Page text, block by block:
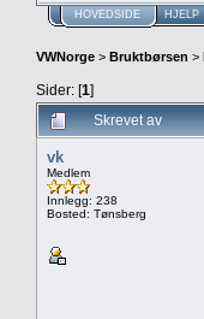
HOVEDSIDE HJELP
VWNorge > Bruktbørsen >
Sider: [1]
Skrevet av
vk
Medlem
Innlegg: 238
Bosted: Tønsberg